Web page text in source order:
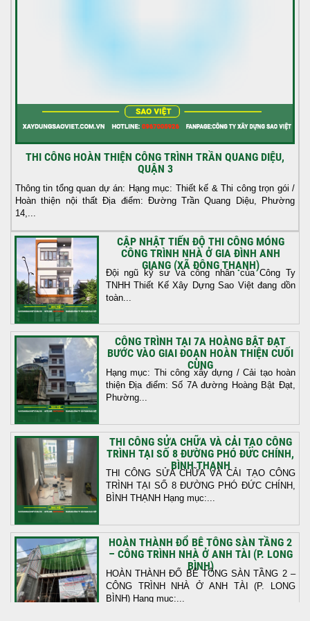
THI CÔNG HOÀN THIỆN CÔNG TRÌNH TRẦN QUANG DIỆU,
QUẬN 3
Thông tin tổng quan dự án: Hạng mục: Thiết kế & Thi công trọn gói /
Hoàn thiện nội thất Địa điểm: Đường Trần Quang Diệu, Phường
14,...
CẬP NHẬT TIẾN ĐỘ THI CÔNG MÓNG
CÔNG TRÌNH NHÀ Ở GIA ĐÌNH ANH
GIANG (XÃ ĐÔNG THẠNH)
Đội ngũ kỹ sư và công nhân của Công Ty
TNHH Thiết Kế Xây Dựng Sao Việt đang dồn
toàn...
CÔNG TRÌNH TẠI 7A HOÀNG BẬT ĐẠT
BƯỚC VÀO GIAI ĐOẠN HOÀN THIỆN CUỐI
CÙNG
Hạng mục: Thi công xây dựng / Cải tạo hoàn
thiện Địa điểm: Số 7A đường Hoàng Bật Đạt,
Phường...
THI CÔNG SỬA CHỮA VÀ CẢI TẠO CÔNG
TRÌNH TẠI SỐ 8 ĐƯỜNG PHÓ ĐỨC CHÍNH,
BÌNH THẠNH
THI CÔNG SỬA CHỮA VÀ CẢI TẠO CÔNG
TRÌNH TẠI SỐ 8 ĐƯỜNG PHÓ ĐỨC CHÍNH,
BÌNH THẠNH Hạng mục:...
HOÀN THÀNH ĐỔ BÊ TÔNG SÀN TẦNG 2
– CÔNG TRÌNH NHÀ Ở ANH TÀI (P. LONG
BÌNH)
HOÀN THÀNH ĐỔ BÊ TÔNG SÀN TẦNG 2 –
CÔNG TRÌNH NHÀ Ở ANH TÀI (P. LONG
BÌNH) Hạng mục:...